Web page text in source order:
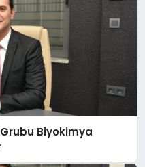
Biyokimya